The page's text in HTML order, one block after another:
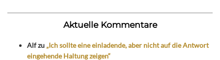
Aktuelle Kommentare
Alfzu „Ich sollte eine einladende, aber nicht auf die Antwort
eingehende Haltung zeigen“